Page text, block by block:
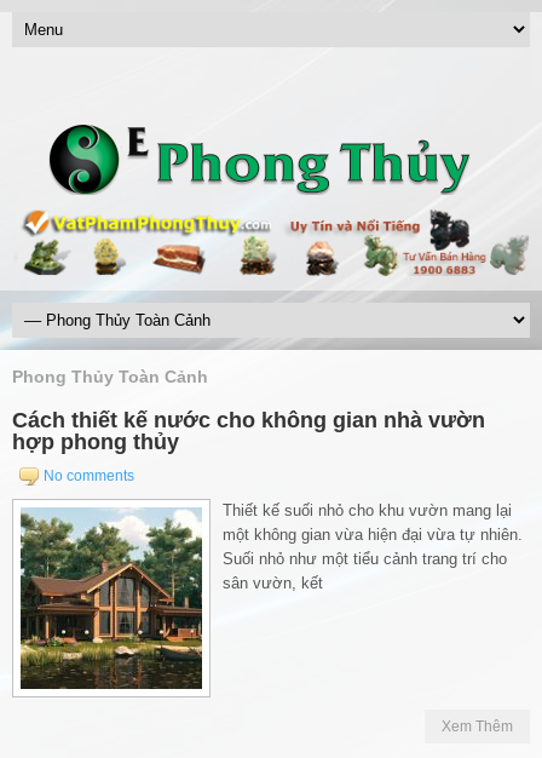
Phong Thủy Toàn Cảnh
Cách thiết kế nước cho không gian nhà vườn
hợp phong thủy
No comments
Thiết kế suối nhỏ cho khu vườn mang lại
một không gian vừa hiện đại vừa tự nhiên.
Suối nhỏ như một tiểu cảnh trang trí cho
sân vườn, kết
Xem Thêm